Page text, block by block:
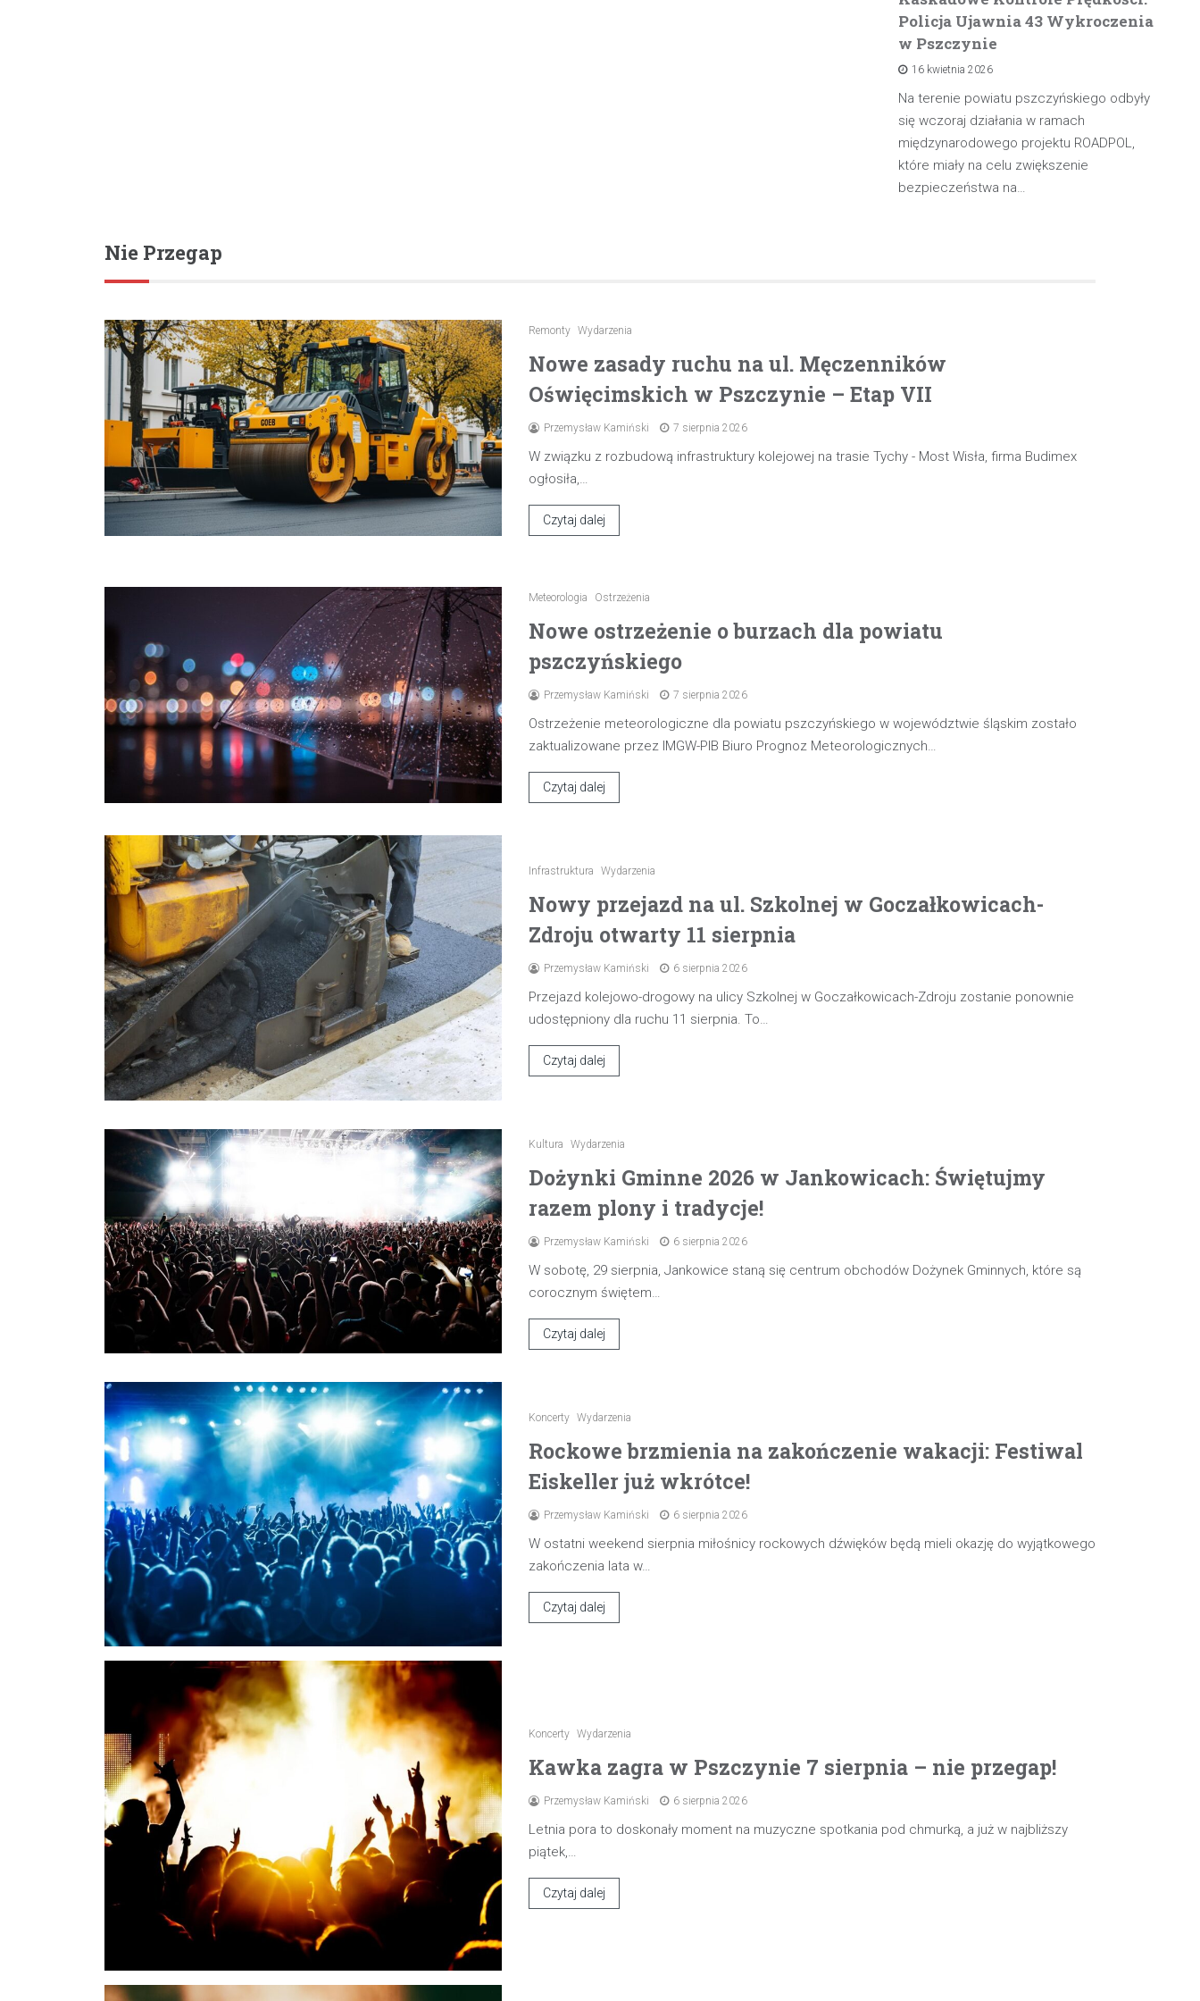
Policja Ujawnia 43 Wykroczenia
w Pszczynie
16 kwietnia 2026
Na terenie powiatu pszczyńskiego odbyły
się wczoraj działania w ramach
międzynarodowego projektu ROADPOL,
które miały na celu zwiększenie
bezpieczeństwa na…
Nie Przegap
Remonty Wydarzenia
Nowe zasady ruchu na ul. Męczenników
Oświęcimskich w Pszczynie – Etap VII
Przemysław Kamiński 7 sierpnia 2026
W związku z rozbudową infrastruktury kolejowej na trasie Tychy - Most Wisła, firma Budimex
ogłosiła,…
Czytaj dalej
Meteorologia Ostrzeżenia
Nowe ostrzeżenie o burzach dla powiatu
pszczyńskiego
Przemysław Kamiński 7 sierpnia 2026
Ostrzeżenie meteorologiczne dla powiatu pszczyńskiego w województwie śląskim zostało
zaktualizowane przez IMGW-PIB Biuro Prognoz Meteorologicznych…
Czytaj dalej
Infrastruktura Wydarzenia
Nowy przejazd na ul. Szkolnej w Goczałkowicach-
Zdroju otwarty 11 sierpnia
Przemysław Kamiński 6 sierpnia 2026
Przejazd kolejowo-drogowy na ulicy Szkolnej w Goczałkowicach-Zdroju zostanie ponownie
udostępniony dla ruchu 11 sierpnia. To…
Czytaj dalej
Kultura Wydarzenia
Dożynki Gminne 2026 w Jankowicach: Świętujmy
razem plony i tradycje!
Przemysław Kamiński 6 sierpnia 2026
W sobotę, 29 sierpnia, Jankowice staną się centrum obchodów Dożynek Gminnych, które są
corocznym świętem…
Czytaj dalej
Koncerty Wydarzenia
Rockowe brzmienia na zakończenie wakacji: Festiwal
Eiskeller już wkrótce!
Przemysław Kamiński 6 sierpnia 2026
W ostatni weekend sierpnia miłośnicy rockowych dźwięków będą mieli okazję do wyjątkowego
zakończenia lata w…
Czytaj dalej
Koncerty Wydarzenia
Kawka zagra w Pszczynie 7 sierpnia – nie przegap!
Przemysław Kamiński 6 sierpnia 2026
Letnia pora to doskonały moment na muzyczne spotkania pod chmurką, a już w najbliższy
piątek,…
Czytaj dalej